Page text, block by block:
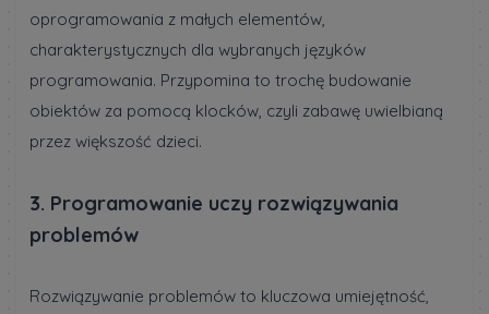
oprogramowania z małych elementów,
charakterystycznych dla wybranych języków
programowania. Przypomina to trochę budowanie
obiektów za pomocą klocków, czyli zabawę uwielbianą
przez większość dzieci.
3. Programowanie uczy rozwiązywania
problemów
Rozwiązywanie problemów to kluczowa umiejętność,